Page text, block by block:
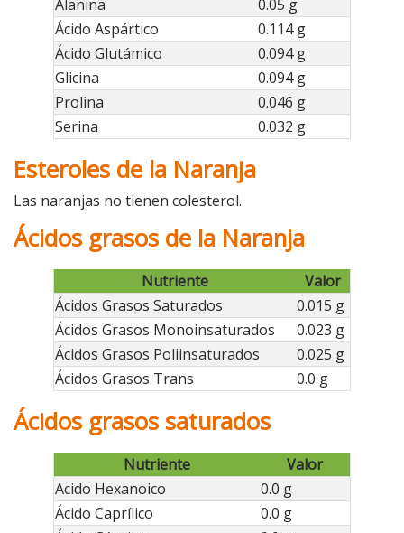
Alanina
0.05 g
Ácido Aspártico
0.114 g
Ácido Glutámico
0.094 g
Glicina
0.094 g
Prolina
0.046 g
Serina
0.032 g
Esteroles de la Naranja
Las naranjas no tienen colesterol.
Ácidos grasos de la Naranja
Nutriente
Valor
Ácidos Grasos Saturados
0.015 g
Ácidos Grasos Monoinsaturados
0.023 g
Ácidos Grasos Poliinsaturados
0.025 g
Ácidos Grasos Trans
0.0 g
Ácidos grasos saturados
Nutriente
Valor
Acido Hexanoico
0.0 g
Ácido Caprílico
0.0 g